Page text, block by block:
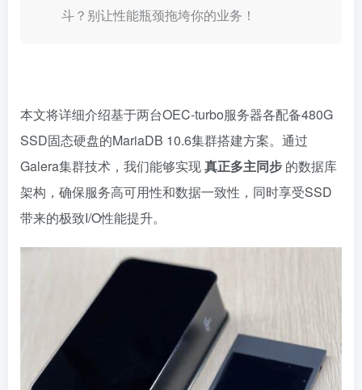
斗？别让性能瓶颈拖垮你的业务！
本文将详细介绍基于两台OEC-turbo服务器各配备480G
SSD固态硬盘的MariaDB 10.6集群搭建方案。通过
Galera集群技术，我们能够实现真正多主同步 的数据库
架构，确保服务高可用性和数据一致性，同时享受SSD
带来的极致I/O性能提升。